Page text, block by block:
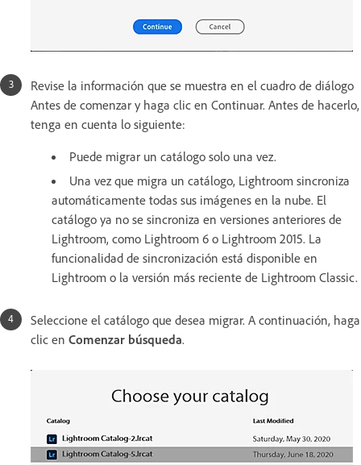
Revise la información que se muestra en el cuadro de diálogo
Antes de comenzar y haga clic en Continuar. Antes de hacerlo,
tenga en cuenta lo siguiente:
Puede migrar un catálogo solo una vez.
Una vez que migra un catálogo, Lightroom sincroniza
automáticamente todas sus imágenes en la nube. El
catálogo ya no se sincroniza en versiones anteriores de
Lightroom, como Lightroom 6 o Lightroom 2015. La
funcionalidad de sincronización está disponible en
Lightroom o la versión más reciente de Lightroom Classic.
Seleccione el catálogo que desea migrar. A continuación, haga
clic en Comenzar búsqueda.